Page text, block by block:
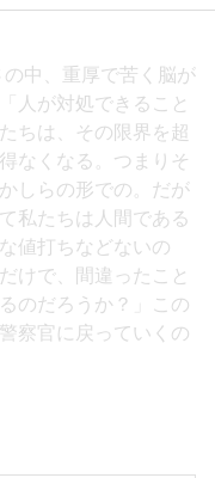
の中、重厚で苦く脳が
人が対処できること
ちは、その限界を超
なくなる。つまりそ
しらの形での。だが
私たちは人間である
値打ちなどないの
けで、間違ったこと
のだろうか？」この
察官に戻っていくの